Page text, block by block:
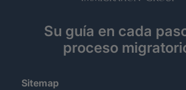
Su guía en cada
proceso
Sitemap